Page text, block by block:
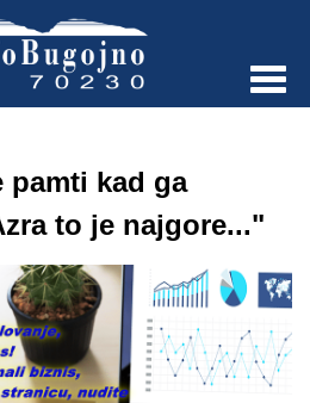
pamti kad ga
to je najgore..."